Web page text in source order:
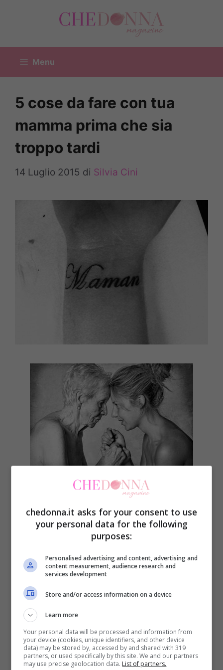
Menu
5 cose da fare con tua
mamma prima che sia
troppo tardi
14 Luglio 2015 di Silvia Cini
Amatela, fino alla fine:tante volte la vita,
le discussioni, le incomprensioni ci portano
a pensare che bastiamo a noi stesse, che
in fondo ce la possiamo cavare anche
senza di lei. Non sprecate nemmeno un
secondo, ogni momento è quello giusto per
dirle che le volete bene, che la stimate,
che l’ammirate. Avremo tanto tempo poi
per stare in silenzio, e quel silenzio ci
spaccherà il cuore da quanto farà rumore
chedonna.it asks for your consent to use
your personal data for the following
purposes:
Personalised advertising and content, advertising and
content measurement, audience research and
services development
Store and/or access information on a device
Learn more
Your personal data will be processed and information from
your device (cookies, unique identifiers, and other device
data) may be stored by, accessed by and shared with 319
partners, or used specifically by this site. We and our partners
may use precise geolocation data. List of partners.